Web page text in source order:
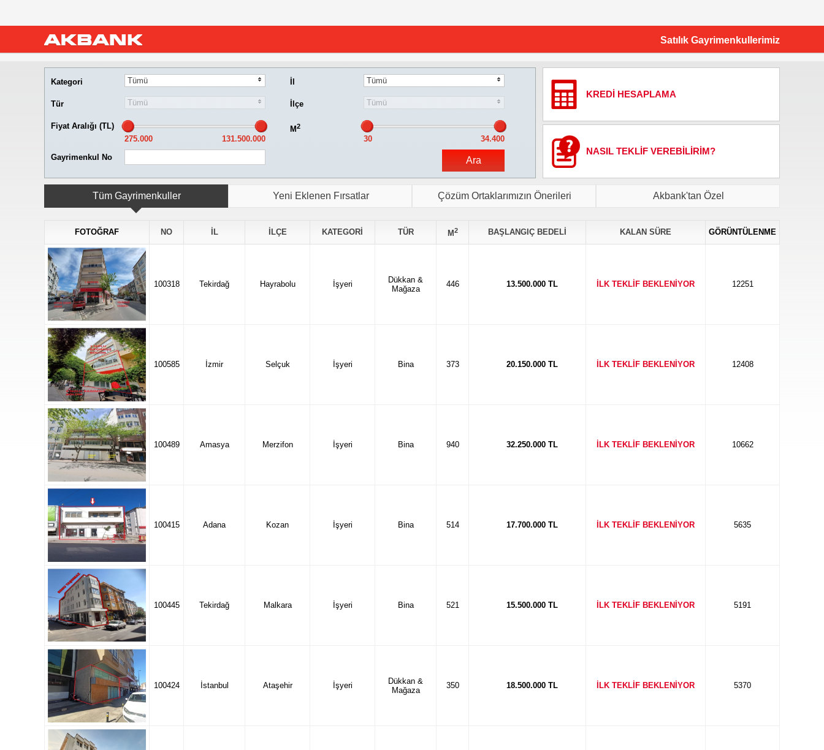
Satılık Gayrimenkullerimiz
Kategori Tümü Tümü
Tür Tümü İlçe Tümü
Fiyat Aralığı (TL) M2
Gayrimenkul No
KREDİ HESAPLAMA
NASIL TEKLİF VEREBİLİRİM?
Tüm Gayrimenkuller Yeni Eklenen Fırsatlar Çözüm Ortaklarımızın Önerileri Akbank'tan Özel
FOTOĞRAF NO İL İLÇE KATEGORİ TÜR M2 BAŞLANGIÇ BEDELİ KALAN SÜRE GÖRÜNTÜLENME
100318 Tekirdağ Hayrabolu İşyeri
Dükkan &
Mağaza
446 13.500.000 TL İLK TEKLİF BEKLENİYOR 12251
100585 İzmir Selçuk İşyeri Bina 373 20.150.000 TL İLK TEKLİF BEKLENİYOR 12408
100489 Amasya Merzifon İşyeri Bina 940 32.250.000 TL İLK TEKLİF BEKLENİYOR 10662
100415 Adana Kozan İşyeri Bina 514 17.700.000 TL İLK TEKLİF BEKLENİYOR 5635
100445 Tekirdağ Malkara İşyeri Bina 521 15.500.000 TL İLK TEKLİF BEKLENİYOR 5191
100424 İstanbul Ataşehir İşyeri
Dükkan &
Mağaza
350 18.500.000 TL İLK TEKLİF BEKLENİYOR 5370